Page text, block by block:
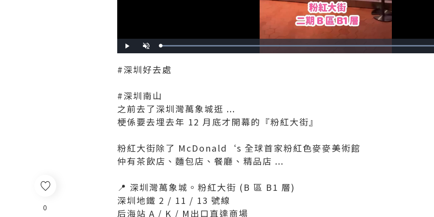
0
Play Unmute Loaded:
100.00%
#深圳好去處
#深圳南山
之前去了深圳灣萬象城逛 ...
梗係要去埋去年 12 月底才開幕的『粉紅大街』
粉紅大街除了 McDonald‘s 全球首家粉紅色麥麥美術館
仲有茶飲店、麵包店、餐廳、精品店 ...
📍 深圳灣萬象城。粉紅大街 (B 區 B1 層)
深圳地鐵 2 / 11 / 13 號線
后海站 A / K / M出口直達商場